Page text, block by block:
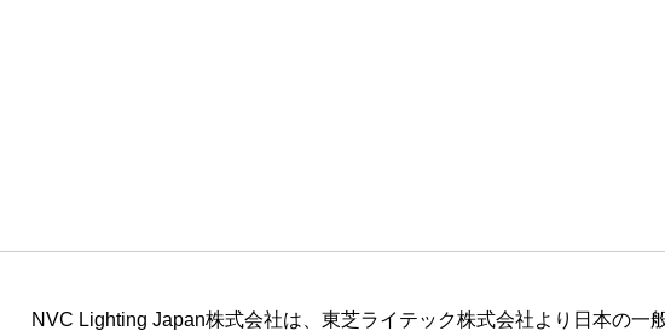
NVC Lighting Japan株式会社は、東芝ライテック株式会社より日本の一